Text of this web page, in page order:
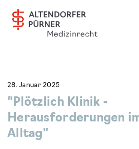
28. Januar 2025
"Plötzlich Klinik -
Herausforderungen
Alltag"